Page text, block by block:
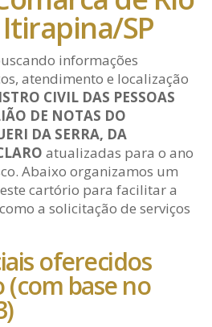
Itirapina/SP
informações
atendimento e localização
CIVIL DAS PESSOAS
DE NOTAS DO
DA SERRA, DA
atualizadas para o ano
Abaixo organizamos um
cartório para facilitar a
a solicitação de serviços
oferecidos
base no